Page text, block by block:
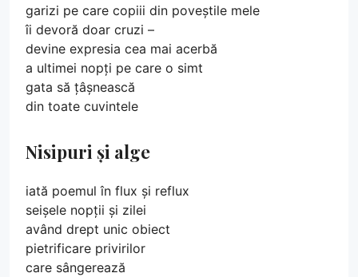
garizi pe care copiii din poveștile mele
îi devoră doar cruzi –
devine expresia cea mai acerbă
a ultimei nopți pe care o simt
gata să țâșnească
din toate cuvintele
Nisipuri și alge
iată poemul în flux și reflux
seișele nopții și zilei
având drept unic obiect
pietrificare privirilor
care sângerează